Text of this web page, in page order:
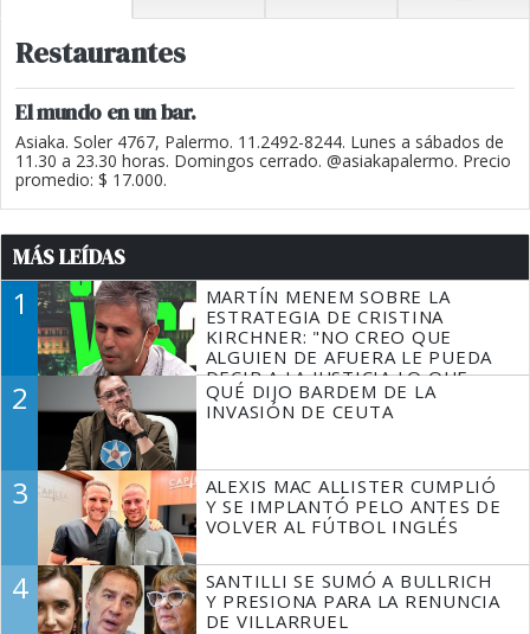
Restaurantes
El mundo en un bar.
Asiaka. Soler 4767, Palermo. 11.2492-8244. Lunes a sábados de
11.30 a 23.30 horas. Domingos cerrado. @asiakapalermo. Precio
promedio: $ 17.000.
MÁS LEÍDAS
1
MARTÍN MENEM SOBRE LA
ESTRATEGIA DE CRISTINA
KIRCHNER: "NO CREO QUE
ALGUIEN DE AFUERA LE PUEDA
DECIR A LA JUSTICIA LO QUE
TIENE QUE HACER"
2
QUÉ DIJO BARDEM DE LA
INVASIÓN DE CEUTA
3
ALEXIS MAC ALLISTER CUMPLIÓ
Y SE IMPLANTÓ PELO ANTES DE
VOLVER AL FÚTBOL INGLÉS
4
SANTILLI SE SUMÓ A BULLRICH
Y PRESIONA PARA LA RENUNCIA
DE VILLARRUEL